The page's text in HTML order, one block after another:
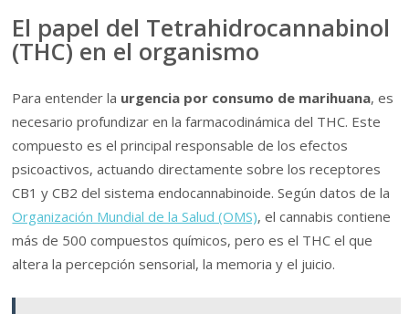
El papel del Tetrahidrocannabinol
(THC) en el organismo
Para entender la urgencia por consumo de marihuana, es
necesario profundizar en la farmacodinámica del THC. Este
compuesto es el principal responsable de los efectos
psicoactivos, actuando directamente sobre los receptores
CB1 y CB2 del sistema endocannabinoide. Según datos de la
Organización Mundial de la Salud (OMS), el cannabis contiene
más de 500 compuestos químicos, pero es el THC el que
altera la percepción sensorial, la memoria y el juicio.